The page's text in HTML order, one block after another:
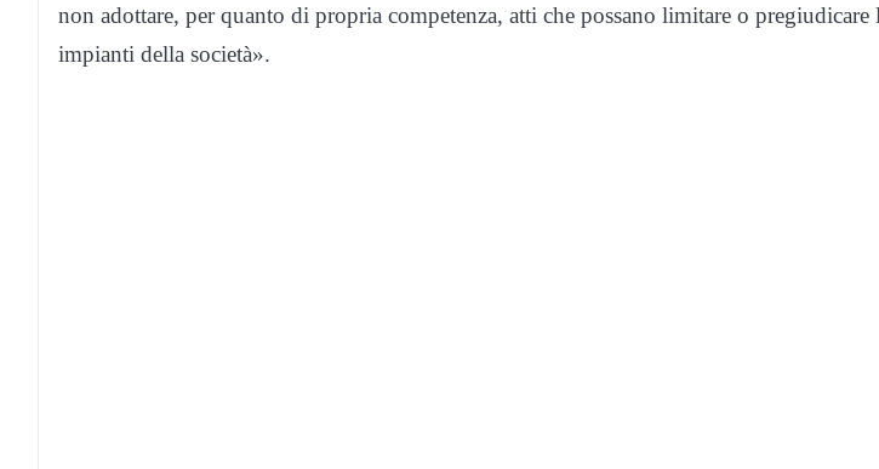
non adottare, per quanto di propria competenza, atti che possano limitare o pregiudicare
impianti della società».